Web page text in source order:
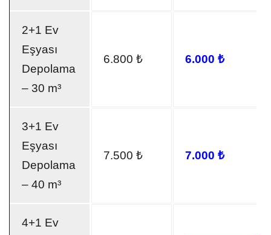
2+1 Ev
Eşyası
Depolama
– 30 m³
6.800 ₺ 6.000 ₺
3+1 Ev
Eşyası
Depolama
– 40 m³
7.500 ₺ 7.000 ₺
4+1 Ev